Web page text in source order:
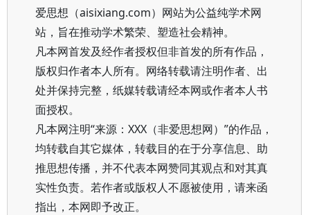
爱思想（aisixiang.com）网站为公益纯学术网
站，旨在推动学术繁荣、塑造社会精神。
凡本网首发及经作者授权但非首发的所有作品，
版权归作者本人所有。网络转载请注明作者、出
处并保持完整，纸媒转载请经本网或作者本人书
面授权。
凡本网注明“来源：XXX（非爱思想网）”的作品，
均转载自其它媒体，转载目的在于分享信息、助
推思想传播，并不代表本网赞同其观点和对其真
实性负责。若作者或版权人不愿被使用，请来函
指出，本网即予改正。